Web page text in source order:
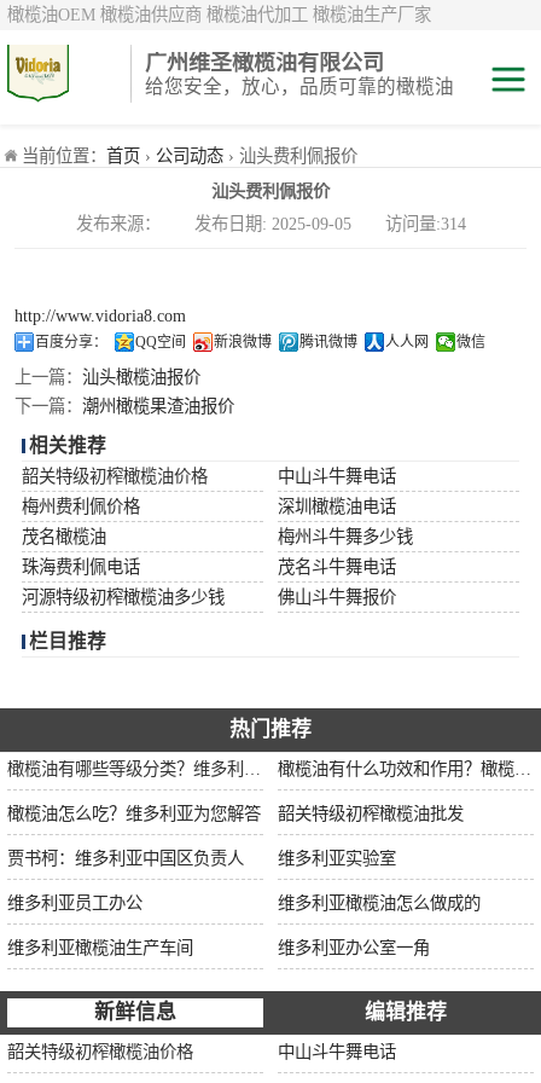
橄榄油OEM 橄榄油供应商 橄榄油代加工 橄榄油生产厂家
广州维圣橄榄油有限公司
给您安全，放心，品质可靠的橄榄油
当前位置： 首页 › 公司动态 › 汕头费利佩报价
汕头费利佩报价
发布来源： 发布日期: 2025-09-05 访问量:314
http://www.vidoria8.com
百度分享： QQ空间 新浪微博 腾讯微博 人人网 微信
上一篇： 汕头橄榄油报价
下一篇： 潮州橄榄果渣油报价
相关推荐
韶关特级初榨橄榄油价格
中山斗牛舞电话
梅州费利佩价格
深圳橄榄油电话
茂名橄榄油
梅州斗牛舞多少钱
珠海费利佩电话
茂名斗牛舞电话
河源特级初榨橄榄油多少钱
佛山斗牛舞报价
栏目推荐
热门推荐
橄榄油怎么吃？维多利亚为您解答 韶关特级初榨橄榄油批发
贾书柯：维多利亚中国区负责人 维多利亚实验室
维多利亚员工办公 维多利亚橄榄油怎么做成的
维多利亚橄榄油生产车间 维多利亚办公室一角
新鲜信息 编辑推荐
韶关特级初榨橄榄油价格 中山斗牛舞电话
特级初榨橄榄油
纯正/ 混合/ 精炼
中国橄榄油现货
斗牛舞
费利佩